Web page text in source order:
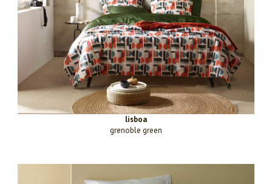
lisboa
grenoble green